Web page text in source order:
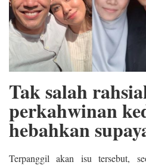
Tak salah
perkahwinan
hebahkan
Terpanggil akan isu tersebut,